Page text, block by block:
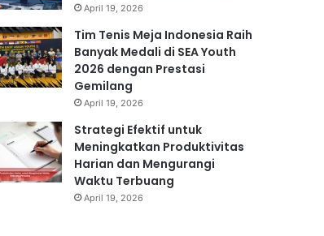
April 19, 2026
Tim Tenis Meja Indonesia Raih
Banyak Medali di SEA Youth
2026 dengan Prestasi
Gemilang
April 19, 2026
Strategi Efektif untuk
Meningkatkan Produktivitas
Harian dan Mengurangi
Waktu Terbuang
April 19, 2026